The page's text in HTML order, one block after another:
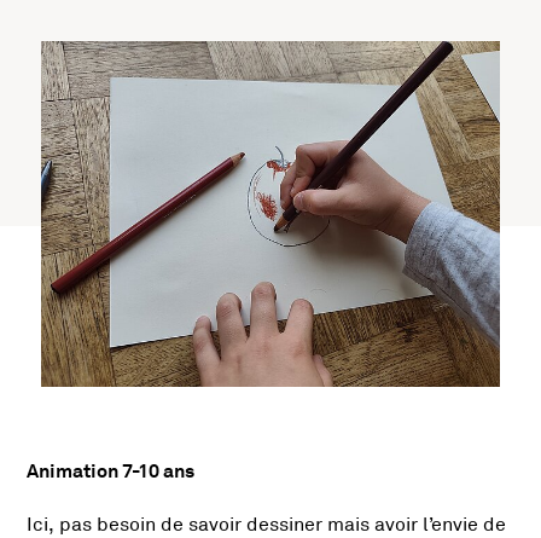
Présentation de l'activité
Animation 7-10 ans
Ici, pas besoin de savoir dessiner mais avoir l’envie de